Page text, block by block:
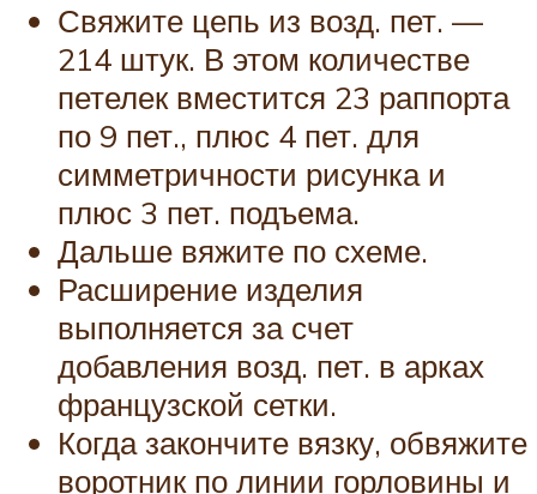
Свяжите цепь из возд. пет. —
214 штук. В этом количестве
петелек вместится 23 раппорта
по 9 пет., плюс 4 пет. для
симметричности рисунка и
плюс 3 пет. подъема.
Дальше вяжите по схеме.
Расширение изделия
выполняется за счет
добавления возд. пет. в арках
французской сетки.
Когда закончите вязку, обвяжите
воротник по линии горловины и